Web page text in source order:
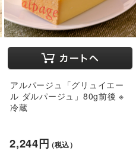
アルパージュ「グリュイエー
ル ダルパージュ」80g前後 ※
冷蔵
2,244円（税込）